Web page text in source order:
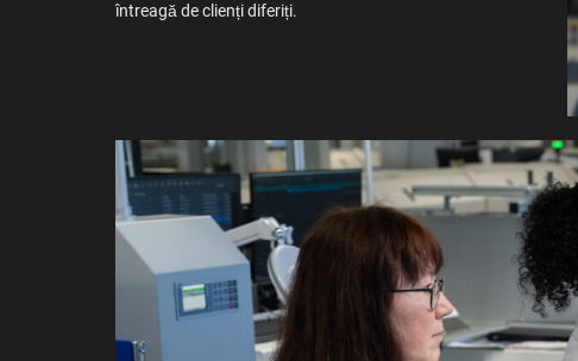
întreagă de clienți diferiți.